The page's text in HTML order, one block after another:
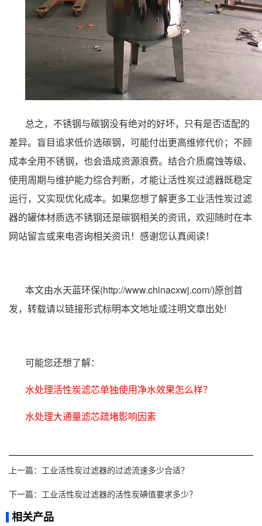
总之，不锈钢与碳钢没有绝对的好坏，只有是否适配的
差异。盲目追求低价选碳钢，可能付出更高维修代价；不顾
成本全用不锈钢，也会造成资源浪费。结合介质腐蚀等级、
使用周期与维护能力综合判断，才能让活性炭过滤器既稳定
运行，又实现优化成本。如果您想了解更多工业活性炭过滤
器的罐体材质选不锈钢还是碳钢相关的资讯，欢迎随时在本
网站留言或来电咨询相关资讯！感谢您认真阅读！
本文由水天蓝环保(http://www.chinacxwj.com/)原创首
发，转载请以链接形式标明本文地址或注明文章出处!
可能您还想了解：
水处理活性炭滤芯单独使用净水效果怎么样？
水处理大通量滤芯疏堵影响因素
上一篇： 工业活性炭过滤器的过滤流速多少合适？
下一篇： 工业活性炭过滤器的活性炭碘值要求多少？
相关产品